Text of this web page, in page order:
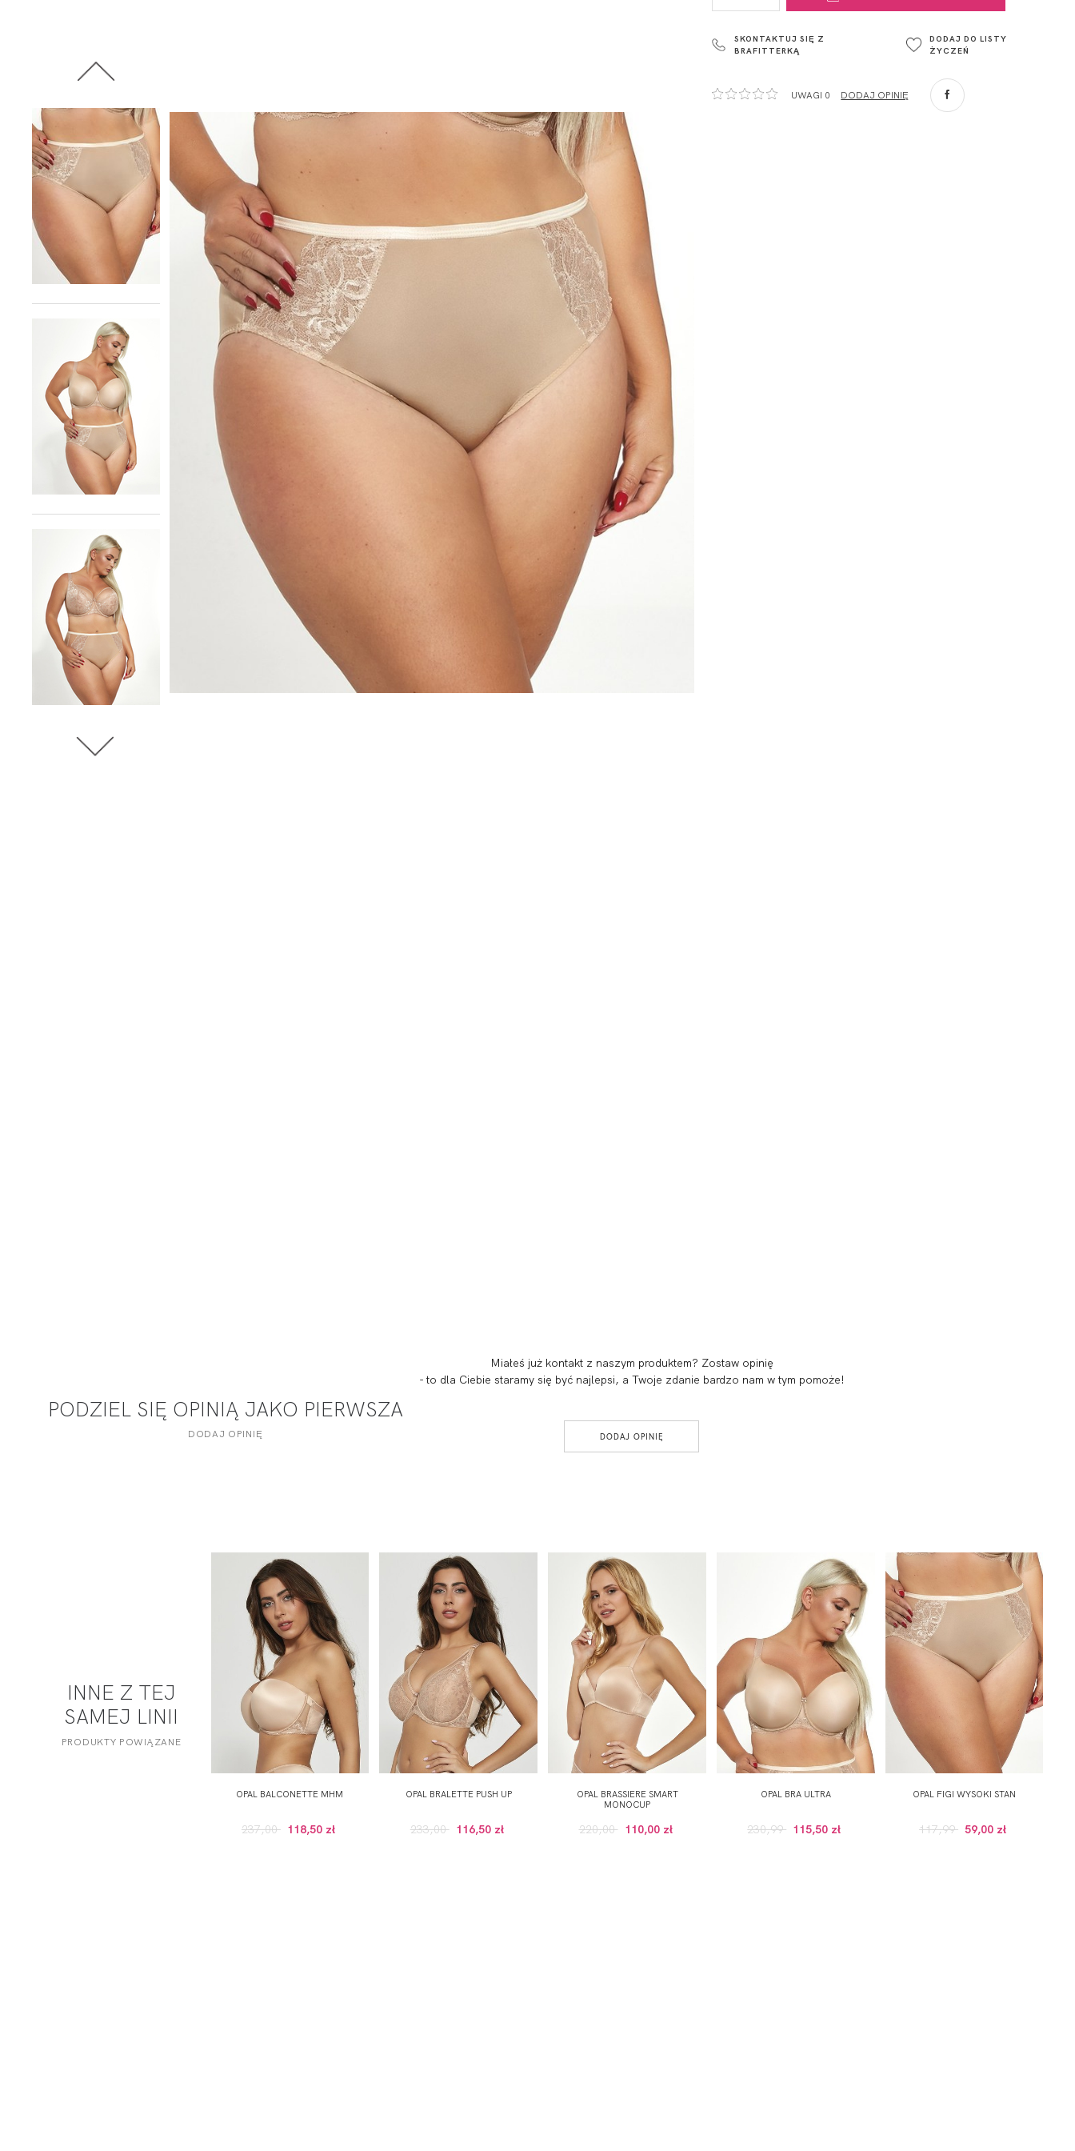
Ul. Sienkiewicza 73 lok. 7,
90-057
Łódź
Polska
ul. Łowicka 89a
Głowno
PODMIOT ODPOWIEDZIALNY ZA
WPROWADZENIE DO UE
Fashiontex Group Sp.z o.o. Spółka
komandytowa
+48 42 719 43 15
biuro@fashiontexgroup.com
Ul. Sienkiewicza 73 lok. 7,
90-057
Łódź
Polska
SKONTAKTUJ SIĘ Z
BRAFITTERKĄ
DODAJ DO LISTY
ŻYCZEŃ
UWAGI 0 DODAJ OPINIĘ
PODZIEL SIĘ OPINIĄ JAKO PIERWSZA
DODAJ OPINIĘ
Miałeś już kontakt z naszym produktem? Zostaw opinię
- to dla Ciebie staramy się być najlepsi, a Twoje zdanie bardzo nam w tym pomoże!
DODAJ OPINIĘ
INNE Z TEJ
SAMEJ LINII
PRODUKTY POWIĄZANE
OPAL BALCONETTE MHM
237,00 118,50 zł
OPAL BRALETTE PUSH UP
233,00 116,50 zł
OPAL BRASSIERE SMART
MONOCUP
220,00 110,00 zł
OPAL BRA ULTRA
230,99 115,50 zł
OPAL FIGI WYSOKI STAN
117,99 59,00 zł